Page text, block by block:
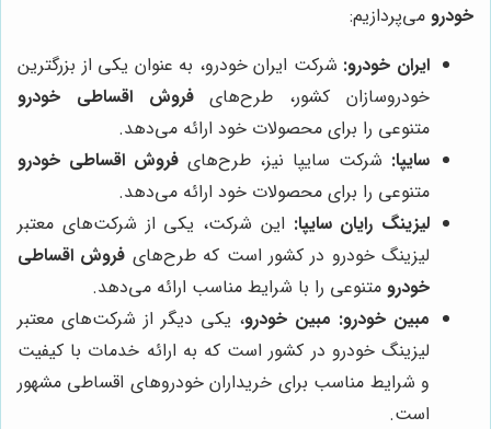
خودرو می‌پردازیم:
ایران خودرو: شرکت ایران خودرو، به عنوان یکی از بزرگترین
خودروسازان کشور، طرح‌هایفروش اقساطی خودرو
متنوعی را برای محصولات خود ارائه می‌دهد.
سایپا: شرکت سایپا نیز، طرح‌های فروش اقساطی خودرو
متنوعی را برای محصولات خود ارائه می‌دهد.
لیزینگ رایان سایپا: این شرکت، یکی از شرکت‌های معتبر
لیزینگ خودرو در کشور است که طرح‌های فروش اقساطی
خودرو متنوعی را با شرایط مناسب ارائه می‌دهد.
مبین خودرو: مبین خودرو، یکی دیگر از شرکت‌های معتبر
لیزینگ خودرو در کشور است که به ارائه خدمات با کیفیت
و شرایط مناسب برای خریداران خودروهای اقساطی مشهور
است.